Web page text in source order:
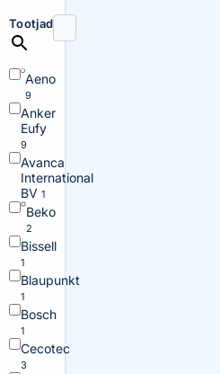
Tootjad
Aeno
9
Anker
Eufy
9
Avanca
International
BV 1
Beko
2
Bissell
1
Blaupunkt
1
Bosch
1
Cecotec
3